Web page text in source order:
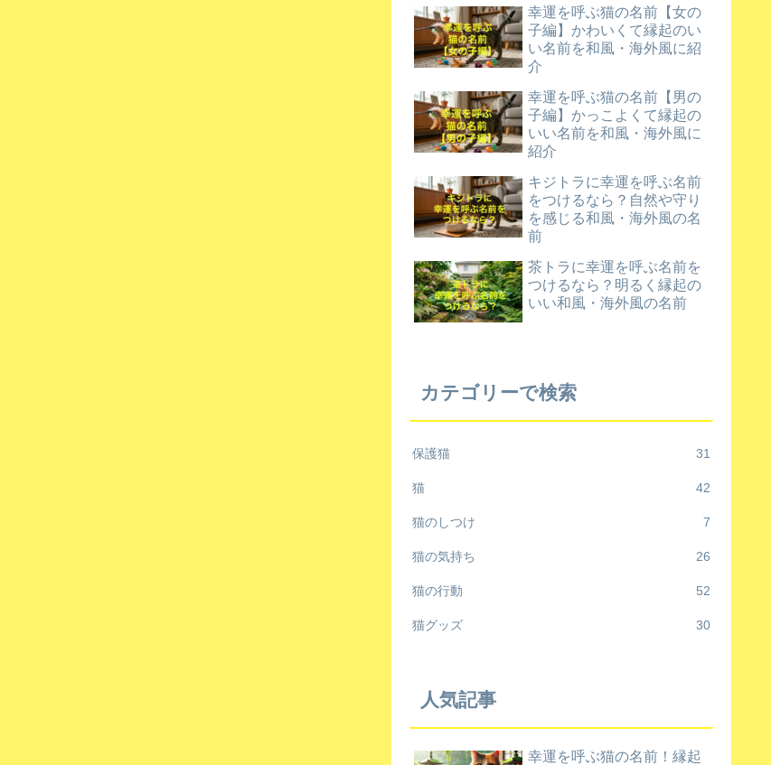
幸運を呼ぶ猫の名前【女の
子編】かわいくて縁起のい
い名前を和風・海外風に紹
介
幸運を呼ぶ猫の名前【男の
子編】かっこよくて縁起の
いい名前を和風・海外風に
紹介
キジトラに幸運を呼ぶ名前
をつけるなら？自然や守り
を感じる和風・海外風の名
前
茶トラに幸運を呼ぶ名前を
つけるなら？明るく縁起の
いい和風・海外風の名前
カテゴリーで検索
保護猫 31
猫 42
猫のしつけ 7
猫の気持ち 26
猫の行動 52
猫グッズ 30
人気記事
幸運を呼ぶ猫の名前！縁起